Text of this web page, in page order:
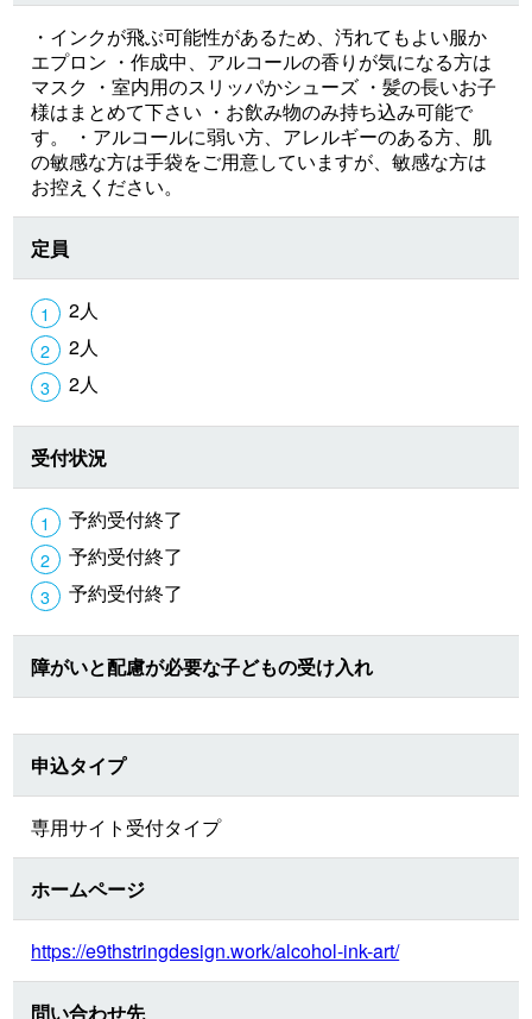
・インクが飛ぶ可能性があるため、汚れてもよい服か
エプロン ・作成中、アルコールの香りが気になる方は
マスク ・室内用のスリッパかシューズ ・髪の長いお子
様はまとめて下さい ・お飲み物のみ持ち込み可能で
す。 ・アルコールに弱い方、アレルギーのある方、肌
の敏感な方は手袋をご用意していますが、敏感な方は
お控えください。
定員
2人
2人
2人
受付状況
予約受付終了
予約受付終了
予約受付終了
障がいと配慮が必要な子どもの受け入れ
申込タイプ
専用サイト受付タイプ
ホームページ
https://e9thstringdesign.work/alcohol-ink-art/
問い合わせ先